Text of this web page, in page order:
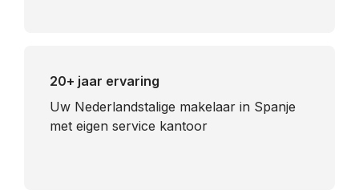
20+ jaar ervaring
Uw Nederlandstalige makelaar in Spanje
met eigen service kantoor